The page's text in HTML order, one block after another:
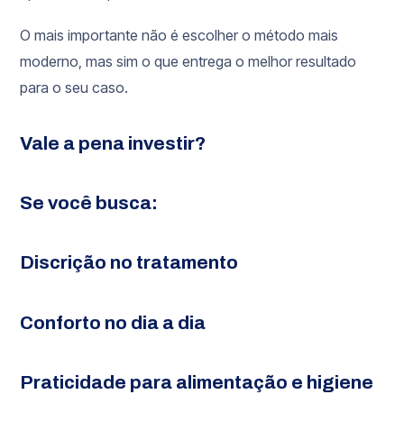
O mais importante não é escolher o método mais
moderno, mas sim o que entrega o melhor resultado
para o seu caso.
Vale a pena investir?
Se você busca:
Discrição no tratamento
Conforto no dia a dia
Praticidade para alimentação e higiene